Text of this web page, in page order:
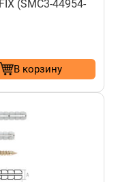
(SMC3-44954-
В корзину